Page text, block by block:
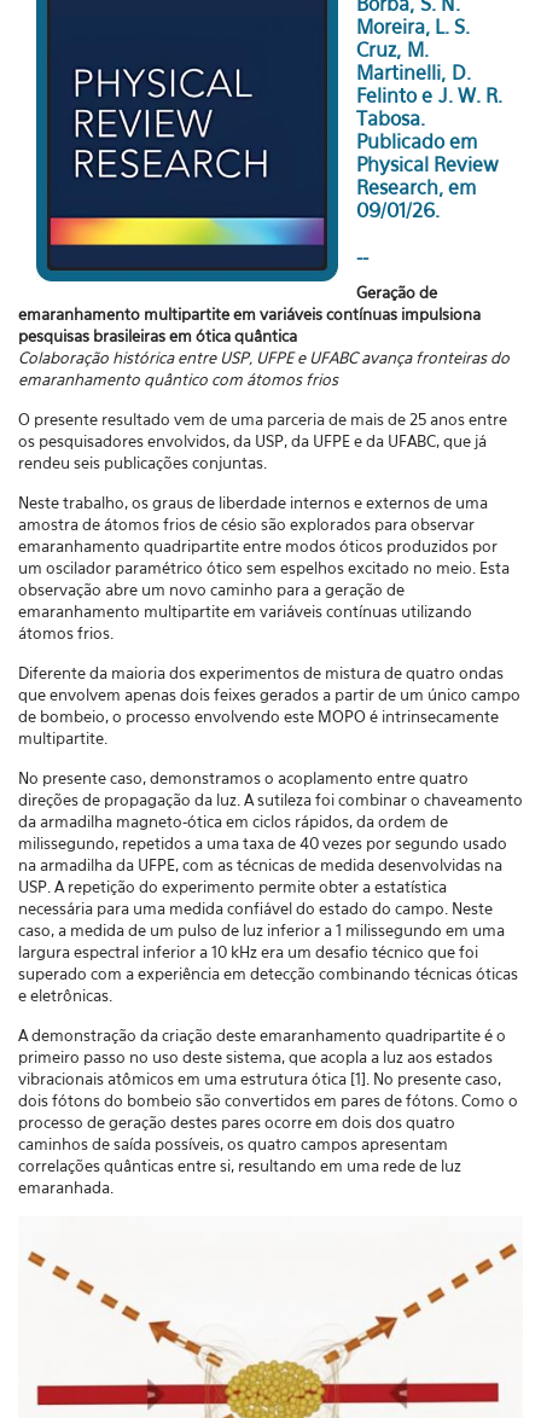
Moreira, L. S.
Cruz, M.
Martinelli, D.
Felinto e J. W. R.
Tabosa.
Publicado em
Physical Review
Research, em
09/01/26.
--
Geração de
emaranhamento multipartite em variáveis contínuas impulsiona
pesquisas brasileiras em ótica quântica
Colaboração histórica entre USP, UFPE e UFABC avança fronteiras do
emaranhamento quântico com átomos frios
O presente resultado vem de uma parceria de mais de 25 anos entre
os pesquisadores envolvidos, da USP, da UFPE e da UFABC, que já
rendeu seis publicações conjuntas.
Neste trabalho, os graus de liberdade internos e externos de uma
amostra de átomos frios de césio são explorados para observar
emaranhamento quadripartite entre modos óticos produzidos por
um oscilador paramétrico ótico sem espelhos excitado no meio. Esta
observação abre um novo caminho para a geração de
emaranhamento multipartite em variáveis contínuas utilizando
átomos frios.
Diferente da maioria dos experimentos de mistura de quatro ondas
que envolvem apenas dois feixes gerados a partir de um único campo
de bombeio, o processo envolvendo este MOPO é intrinsecamente
multipartite.
No presente caso, demonstramos o acoplamento entre quatro
direções de propagação da luz. A sutileza foi combinar o chaveamento
da armadilha magneto-ótica em ciclos rápidos, da ordem de
milissegundo, repetidos a uma taxa de 40 vezes por segundo usado
na armadilha da UFPE, com as técnicas de medida desenvolvidas na
USP. A repetição do experimento permite obter a estatística
necessária para uma medida confiável do estado do campo. Neste
caso, a medida de um pulso de luz inferior a 1 milissegundo em uma
largura espectral inferior a 10 kHz era um desafio técnico que foi
superado com a experiência em detecção combinando técnicas óticas
e eletrônicas.
A demonstração da criação deste emaranhamento quadripartite é o
primeiro passo no uso deste sistema, que acopla a luz aos estados
vibracionais atômicos em uma estrutura ótica [1]. No presente caso,
dois fótons do bombeio são convertidos em pares de fótons. Como o
processo de geração destes pares ocorre em dois dos quatro
caminhos de saída possíveis, os quatro campos apresentam
correlações quânticas entre si, resultando em uma rede de luz
emaranhada.